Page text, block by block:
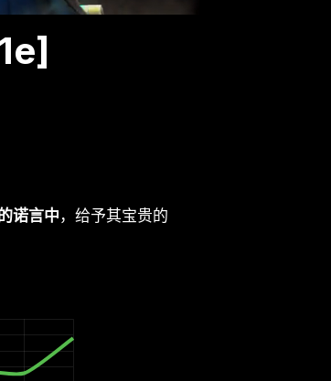
诺言中，给予其宝贵的